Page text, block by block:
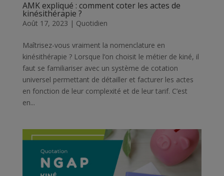
AMK expliqué : comment coter les actes de
kinésithérapie ?
Août 17, 2023 | Quotidien
Maîtrisez-vous vraiment la nomenclature en
kinésithérapie ? Lorsque l’on choisit le métier de kiné, il
faut se familiariser avec un système de cotation
universel permettant de détailler et facturer les actes
en fonction de leur complexité et de leur tarif. C’est
en...